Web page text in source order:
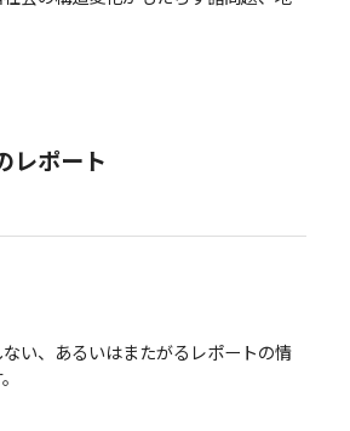
レポート
い、あるいはまたがるレポートの情